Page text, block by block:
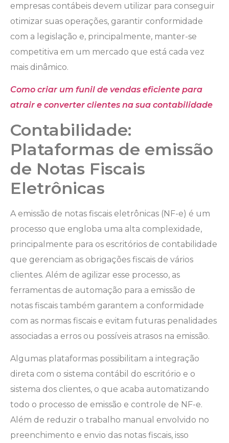
empresas contábeis devem utilizar para conseguir
otimizar suas operações, garantir conformidade
com a legislação e, principalmente, manter-se
competitiva em um mercado que está cada vez
mais dinâmico.
Como criar um funil de vendas eficiente para
atrair e converter clientes na sua contabilidade
Contabilidade:
Plataformas de emissão
de Notas Fiscais
Eletrônicas
A emissão de notas fiscais eletrônicas (NF-e) é um
processo que engloba uma alta complexidade,
principalmente para os escritórios de contabilidade
que gerenciam as obrigações fiscais de vários
clientes. Além de agilizar esse processo, as
ferramentas de automação para a emissão de
notas fiscais também garantem a conformidade
com as normas fiscais e evitam futuras penalidades
associadas a erros ou possíveis atrasos na emissão.
Algumas plataformas possibilitam a integração
direta com o sistema contábil do escritório e o
sistema dos clientes, o que acaba automatizando
todo o processo de emissão e controle de NF-e.
Além de reduzir o trabalho manual envolvido no
preenchimento e envio das notas fiscais, isso